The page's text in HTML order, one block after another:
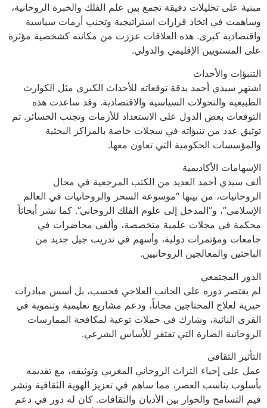
مبنية على تحليلات دقيقة تجمع بين علم الفلك والخبرة الروحانية،
وساهمت في اتخاذ قرارات استراتيجية وتجنب أزمات سياسية
واقتصادية كبرى. هذه العلاقات عززت من مكانته كشخصية مؤثرة
على المستويين الإقليمي والدولي.
التنبؤات والأحداث
اشتهر سيدي أحمد بدقة توقعاته للأحداث الكبرى مثل الكوارث
الطبيعية والتحولات السياسية والاقتصادية. وقد ساعدت هذه
التوقعات بعض الدول على الاستعداد للأزمات وتجنب الخسائر. تم
توثيق عدد من تنبؤاته في سجلات خاصة بالمراكز البحثية
والمؤسسات الحكومية التي تعاون معها.
الإسهامات الأكاديمية
ألف سيدي أحمد العديد من الكتب المرجعية في مجال
الروحانيات، من بينها “موسوعة السحر والروحانيات في العالم
الإسلامي”، و”المدخل إلى علوم الفلك الروحاني”. كما نشر أبحاثاً
محكمة في مجلات علمية متخصصة، وألقى محاضرات في
جامعات ومؤتمرات دولية، وأسهم في تدريب جيل جديد من
الباحثين والمعالجين الروحانيين.
الدور المجتمعي
لم يقتصر دوره على الجانب العلاجي فحسب، بل أسس مبادرات
خيرية لعلاج المحتاجين مجاناً، ودعم مشاريع تعليمية وتنموية في
القرى النائية، وشارك في حملات توعية لمكافحة الممارسات
الروحانية الضارة التي تفتقر للأساس الشرعي.
التأثير الثقافي
عمل على إحياء التراث الروحاني المغربي وتوثيقه، مع تقديمه
بأسلوب يناسب العصر، مما ساهم في تعزيز الهوية الثقافية ونشر
قيم التسامح والحوار بين الأديان والثقافات. كان له دور في دعم